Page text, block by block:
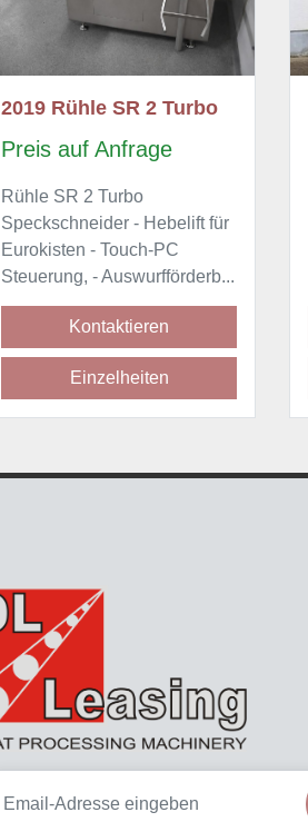
2019 Rühle SR 2 Turbo
Preis auf Anfrage
Rühle SR 2 Turbo
Speckschneider - Hebelift für
Eurokisten - Touch-PC
Steuerung, - Auswurfförderb...
Kontaktieren
Einzelheiten